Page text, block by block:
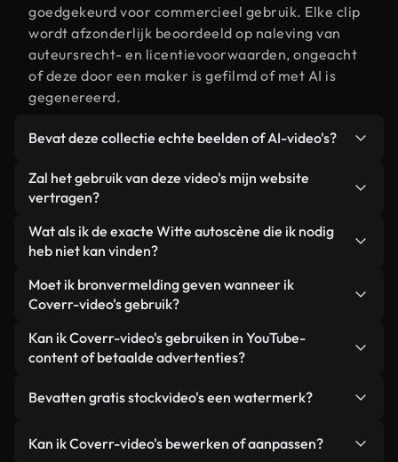
goedgekeurd voor commercieel gebruik. Elke clip
wordt afzonderlijk beoordeeld op naleving van
auteursrecht- en licentievoorwaarden, ongeacht
of deze door een maker is gefilmd of met AI is
gegenereerd.
Bevat deze collectie echte beelden of AI-video's?
Beide. Dit is een hybride bibliotheek die bestaat
uit echte, door mensen gefilmde beelden van
video's. Elke video is duidelijk gelabeld, zodat je
altijd weet wat je gebruikt.
Zal het gebruik van deze video's mijn website
vertragen?
Niet als u voor onze geoptimaliseerde versies
kiest. Wij bieden lichtgewicht, webklare formaten
achtergrond. Zo blijft de kwaliteit hoog, worden de
laadtijden geminimaliseerd en worden
statistieken zoals LCP verbeterd.
Wat als ik de exacte Witte autoscène die ik nodig
heb niet kan vinden?
Met Coverr AI Studio maak je direct een video.
Beschrijf de scène – bijvoorbeeld "Witte auto bij
enkele seconden een gepersonaliseerde video die
voldoet aan onze licentievoorwaarden.
Moet ik bronvermelding geven wanneer ik
Coverr-video's gebruik?
Naamsvermelding is niet vereist. Alle video's in
onze stockbibliotheek zijn royaltyvrij en kunnen
hoewel dit altijd op prijs wordt gesteld.
Kan ik Coverr-video's gebruiken in YouTube-
content of betaalde advertenties?
gebruikt in YouTube-video's met advertentie-
advertenties van klanten, zolang je de beelden
Bevatten gratis stockvideo's een watermerk?
zijn of door AI gegenereerd – bevat watermerken.
Kan ik Coverr-video's bewerken of aanpassen?